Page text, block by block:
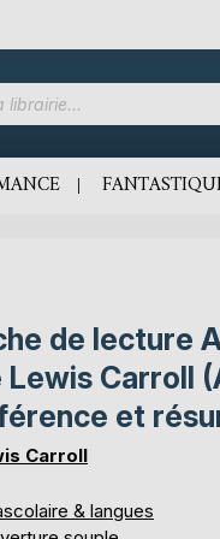
de lecture
Lewis Carroll
et
Carroll
& langues